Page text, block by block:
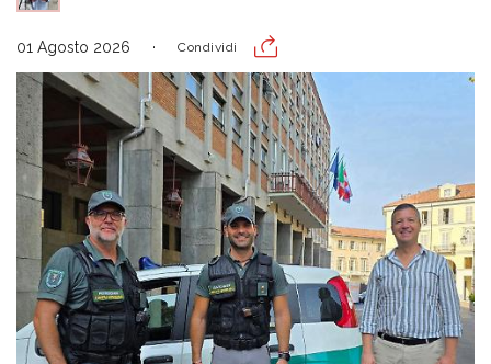
01 Agosto 2026 Condividi